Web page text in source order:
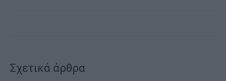
Σχετικά άρθρα